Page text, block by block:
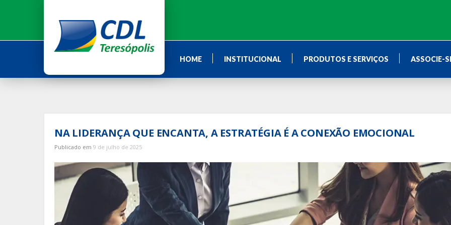
conteúdo
HOME INSTITUCIONAL PRODUTOS E SERVIÇOS ASSOCIE-
NA LIDERANÇA QUE ENCANTA, A ESTRATÉGIA É A CONEXÃO EMOCIONAL
Publicado em 9 de julho de 2025